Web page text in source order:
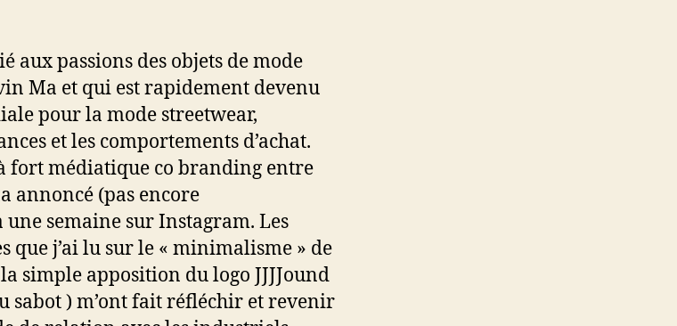
aux passions des objets de mode
Ma et qui est rapidement devenu
pour la mode streetwear,
et les comportements d’achat.
fort médiatique co branding entre
annoncé (pas encore
semaine sur Instagram. Les
que j’ai lu sur le « minimalisme » de
simple apposition du logo JJJJound
sabot ) m’ont fait réfléchir et revenir